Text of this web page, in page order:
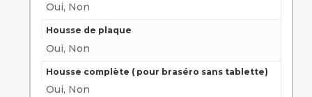
Oui, Non
Housse de plaque
Oui, Non
Housse complète ( pour braséro sans tablette)
Oui, Non